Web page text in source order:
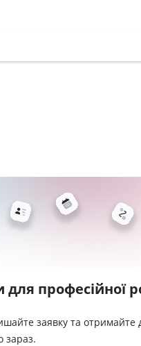
професійної
заявку та отримайте
зараз.